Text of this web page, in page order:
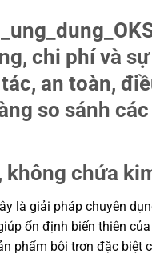
chi phí và
an toàn,
so sánh
không chứa
là giải pháp chuyên
ổn định biến thiên
phẩm bôi trơn đặc